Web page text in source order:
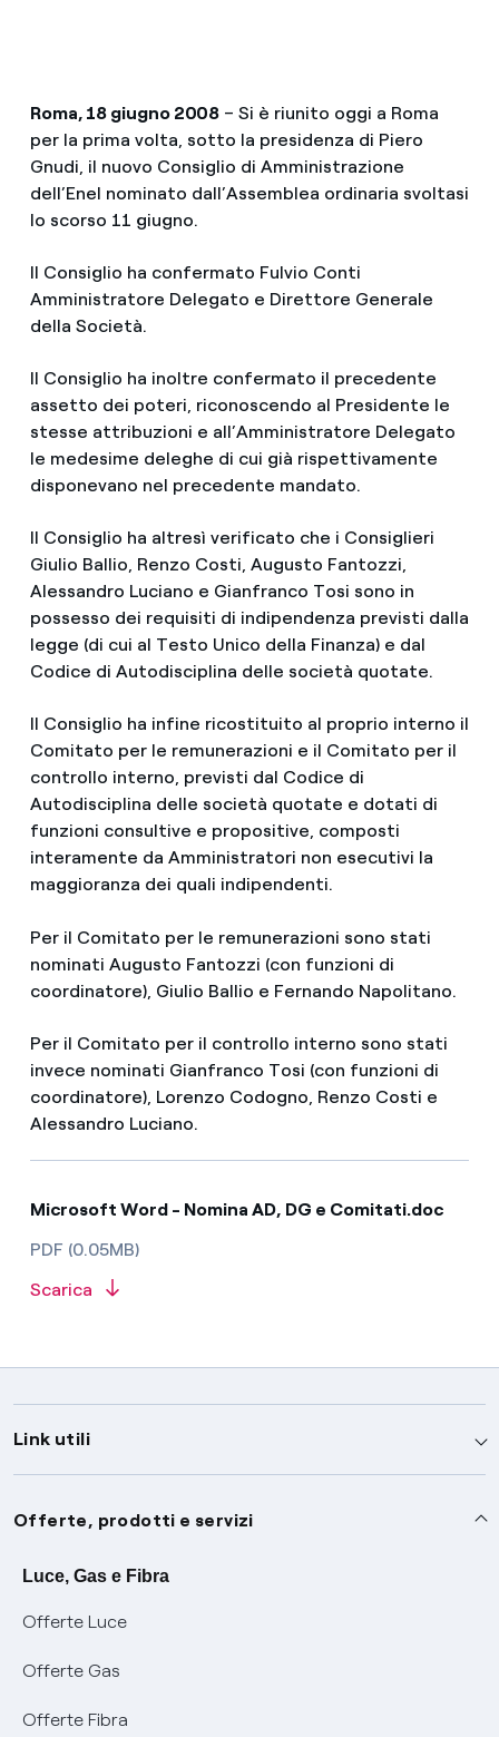
Roma, 18 giugno 2008 – Si è riunito oggi a Roma
per la prima volta, sotto la presidenza di Piero
Gnudi, il nuovo Consiglio di Amministrazione
dell’Enel nominato dall’Assemblea ordinaria svoltasi
lo scorso 11 giugno.
Il Consiglio ha confermato Fulvio Conti
Amministratore Delegato e Direttore Generale
della Società.
Il Consiglio ha inoltre confermato il precedente
assetto dei poteri, riconoscendo al Presidente le
stesse attribuzioni e all’Amministratore Delegato
le medesime deleghe di cui già rispettivamente
disponevano nel precedente mandato.
Il Consiglio ha altresì verificato che i Consiglieri
Giulio Ballio, Renzo Costi, Augusto Fantozzi,
Alessandro Luciano e Gianfranco Tosi sono in
possesso dei requisiti di indipendenza previsti dalla
legge (di cui al Testo Unico della Finanza) e dal
Codice di Autodisciplina delle società quotate.
Il Consiglio ha infine ricostituito al proprio interno il
Comitato per le remunerazioni e il Comitato per il
controllo interno, previsti dal Codice di
Autodisciplina delle società quotate e dotati di
funzioni consultive e propositive, composti
interamente da Amministratori non esecutivi la
maggioranza dei quali indipendenti.
Per il Comitato per le remunerazioni sono stati
nominati Augusto Fantozzi (con funzioni di
coordinatore), Giulio Ballio e Fernando Napolitano.
Per il Comitato per il controllo interno sono stati
invece nominati Gianfranco Tosi (con funzioni di
coordinatore), Lorenzo Codogno, Renzo Costi e
Alessandro Luciano.
Microsoft Word - Nomina AD, DG e Comitati.doc
PDF (0.05MB)
Scarica
Link utili
Assistenza
Avvisi
SOS luce e gas
Conciliazioni e risoluzione delle controversie
Negoziazione paritetica
Servizi
Offerte, prodotti e servizi
Luce, Gas e Fibra
Offerte Luce
Offerte Gas
Offerte Fibra